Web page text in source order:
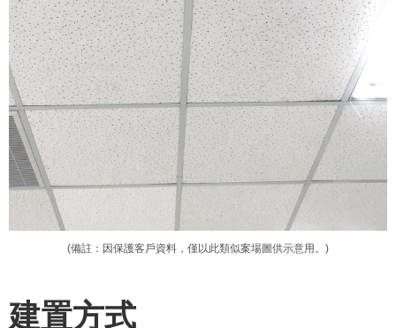
(備註：因保護客戶資料，僅以此類似案場圖供示意用。)
建置方式